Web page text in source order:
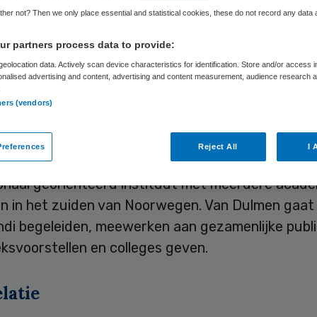
Skipr Redactie 7 mei 2012,12:26
professor Sandra van Dulmen is per 1
het Buskerud University College: een
georiënteerd instituut met meerdere
in het zuiden van Noorwegen. Van Dulmen gaat
begeleiden, meewerken aan gezamenlijke
en colleges geven.
not? Then we only place essential and statistical cookies, these do not record any data
partners process data to provide:
data. Actively scan device characteristics for identification. Store and/or access
advertising and content, advertising and content measurement, audience research
(vendors)
Reject All I